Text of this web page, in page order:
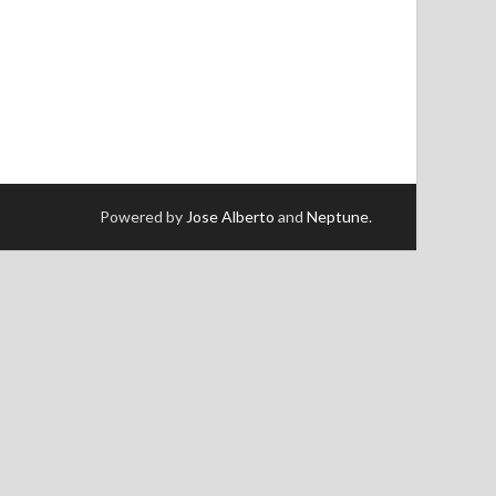
Powered by Jose Alberto and Neptune.